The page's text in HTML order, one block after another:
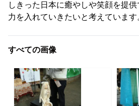
しきった日本に癒やしや笑顔を提
力を入れていきたいと考えています
すべての画像